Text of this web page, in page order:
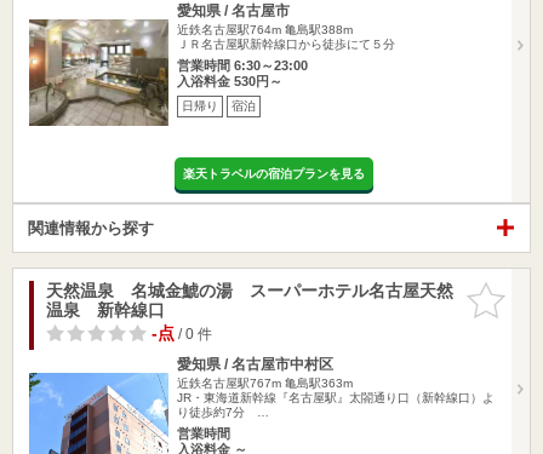
愛知県 / 名古屋市
近鉄名古屋駅764m 亀島駅388m
ＪＲ名古屋駅新幹線口から徒歩にて５分
営業時間 6:30～23:00
入浴料金 530円～
日帰り 宿泊
楽天トラベルの宿泊プランを見る
関連情報から探す
お気に入
りに追加
天然温泉 名城金鯱の湯 スーパーホテル名古屋天然
温泉 新幹線口
-点/ 0 件
愛知県 / 名古屋市中村区
近鉄名古屋駅767m 亀島駅363m
JR・東海道新幹線『名古屋駅』太閤通り口（新幹線口）よ
り徒歩約7分 …
営業時間
入浴料金 ～